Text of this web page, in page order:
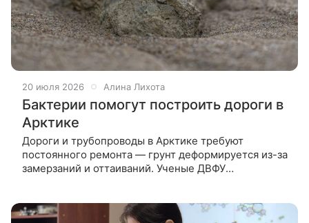
20 июля 2026 Алина Лихота
Бактерии помогут построить дороги в
Арктике
Дороги и трубопроводы в Арктике требуют
постоянного ремонта — грунт деформируется из-за
замерзаний и оттаиваний. Ученые ДВФУ